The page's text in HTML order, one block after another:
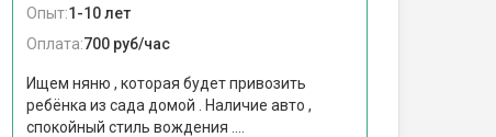
Опыт:1-10 лет
Оплата:700 руб/час
Ищем няню , которая будет привозить
ребёнка из сада домой . Наличие авто ,
спокойный стиль вождения ....